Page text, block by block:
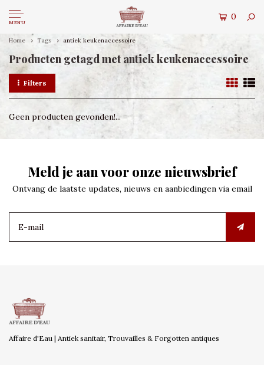
MENU
0
Home Tags antiek keukenaccessoire
Producten getagd met antiek keukenaccessoire
Filters
Geen producten gevonden!...
Meld je aan voor onze nieuwsbrief
Ontvang de laatste updates, nieuws en aanbiedingen via email
Affaire d'Eau | Antiek sanitair, Trouvailles & Forgotten antiques